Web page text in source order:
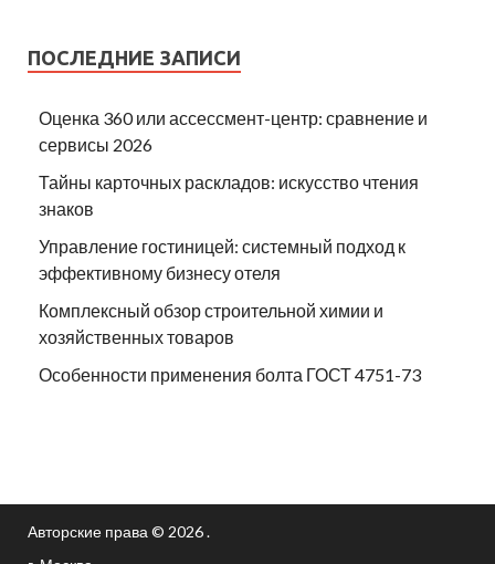
ПОСЛЕДНИЕ ЗАПИСИ
Оценка 360 или ассессмент-центр: сравнение и
сервисы 2026
Тайны карточных раскладов: искусство чтения
знаков
Управление гостиницей: системный подход к
эффективному бизнесу отеля
Комплексный обзор строительной химии и
хозяйственных товаров
Особенности применения болта ГОСТ 4751-73
Авторские права © 2026 .